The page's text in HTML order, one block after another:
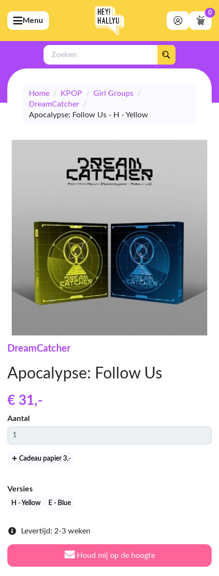
(Artiesten)
(Merchandise)
(Exclusive)
(Winkel)
Menu
0
Zoeken
Home / KPOP / Girl Groups
/
DreamCatcher
/
Apocalypse: Follow Us - H - Yellow
DreamCatcher
Apocalypse: Follow Us
€ 31,-
Aantal
Cadeau papier 3,-
Versies
H - Yellow E - Blue
Levertijd: 2-3 weken
Houd mij op de hoogte